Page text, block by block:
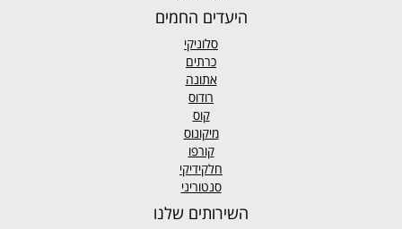
היעדים החמים
סלוניקי
כרתים
אתונה
רודוס
קוס
מיקונוס
קורפו
חלקידיקי
סנטוריני
השירותים שלנו